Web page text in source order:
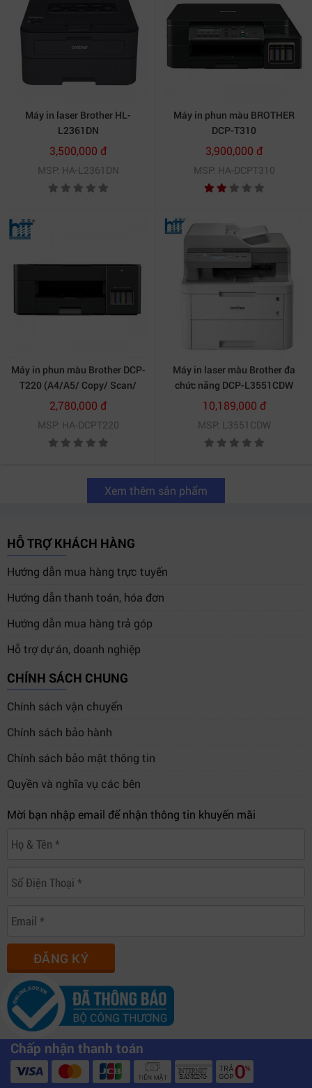
Máy in laser Brother HL-
L2361DN
3,500,000 đ
MSP: HA-L2361DN
Máy in phun màu BROTHER
DCP-T310
3,900,000 đ
MSP: HA-DCPT310
Máy in phun màu Brother DCP-
T220 (A4/A5/ Copy/ Scan/
USB)
2,780,000 đ
MSP: HA-DCPT220
Máy in laser màu Brother đa
chức năng DCP-L3551CDW
chính hãng
10,189,000 đ
MSP: L3551CDW
Xem thêm sản phẩm
HỖ TRỢ KHÁCH HÀNG
Hướng dẫn mua hàng trực tuyến
Hướng dẫn thanh toán, hóa đơn
Hướng dẫn mua hàng trả góp
Hỗ trợ dự án, doanh nghiệp
CHÍNH SÁCH CHUNG
Chính sách vận chuyển
Chính sách bảo hành
Chính sách bảo mật thông tin
Quyền và nghĩa vụ các bên
Mời bạn nhập email để nhận thông tin khuyến mãi
ĐĂNG KÝ
Chấp nhận thanh toán